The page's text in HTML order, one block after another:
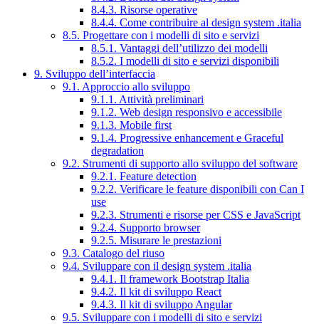
8.4.3. Risorse operative
8.4.4. Come contribuire al design system .italia
8.5. Progettare con i modelli di sito e servizi
8.5.1. Vantaggi dell’utilizzo dei modelli
8.5.2. I modelli di sito e servizi disponibili
9. Sviluppo dell’interfaccia
9.1. Approccio allo sviluppo
9.1.1. Attività preliminari
9.1.2. Web design responsivo e accessibile
9.1.3. Mobile first
9.1.4. Progressive enhancement e Graceful
degradation
9.2. Strumenti di supporto allo sviluppo del software
9.2.1. Feature detection
9.2.2. Verificare le feature disponibili con Can I
use
9.2.3. Strumenti e risorse per CSS e JavaScript
9.2.4. Supporto browser
9.2.5. Misurare le prestazioni
9.3. Catalogo del riuso
9.4. Sviluppare con il design system .italia
9.4.1. Il framework Bootstrap Italia
9.4.2. Il kit di sviluppo React
9.4.3. Il kit di sviluppo Angular
9.5. Sviluppare con i modelli di sito e servizi